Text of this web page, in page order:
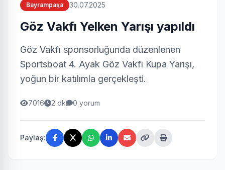
Bayrampaşa 30.07.2025
Göz Vakfı Yelken Yarışı yapıldı
Göz Vakfı sponsorluğunda düzenlenen
Sportsboat 4. Ayak Göz Vakfı Kupa Yarışı,
yoğun bir katılımla gerçekleşti.
7016 2 dk 0 yorum
Paylaş: